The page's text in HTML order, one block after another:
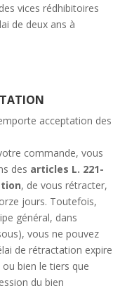
vices rédhibitoires
de deux ans à
acceptation des
commande, vous
des articles L. 221-
, de vous rétracter,
jours. Toutefois,
général, dans
vous ne pouvez
de rétractation expire
bien le tiers que
du bien